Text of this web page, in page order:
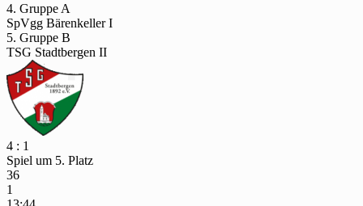
4. Gruppe A
SpVgg Bärenkeller I
5. Gruppe B
TSG Stadtbergen II
4 : 1
Spiel um 5. Platz
36
1